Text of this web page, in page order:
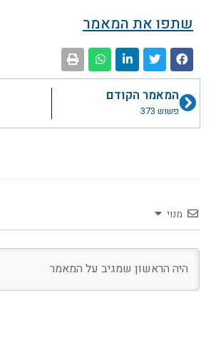
שתפו את המאמר
קודםהמאמר הקודם
פשוש 373
מנוי